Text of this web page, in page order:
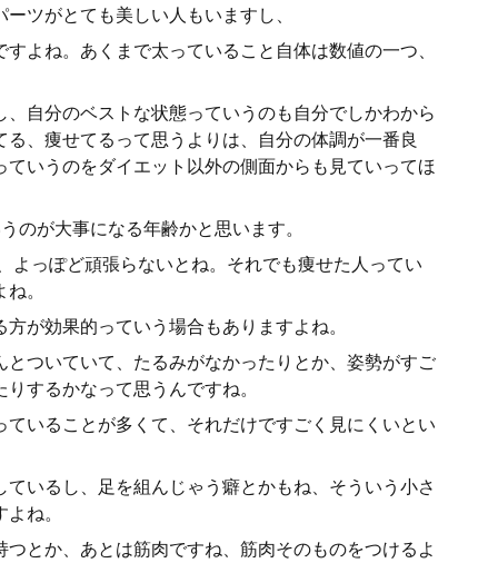
ツがとても美しい人もいますし、
よね。あくまで太っていること自体は数値の一つ、
自分のベストな状態っていうのも自分でしかわから
、痩せてるって思うよりは、自分の体調が一番良
いうのをダイエット以外の側面からも見ていってほ
のが大事になる年齢かと思います。
っぽど頑張らないとね。それでも痩せた人ってい
。
が効果的っていう場合もありますよね。
ついていて、たるみがなかったりとか、姿勢がすご
するかなって思うんですね。
いることが多くて、それだけですごく見にくいとい
いるし、足を組んじゃう癖とかもね、そういう小さ
ね。
とか、あとは筋肉ですね、筋肉そのものをつけるよ